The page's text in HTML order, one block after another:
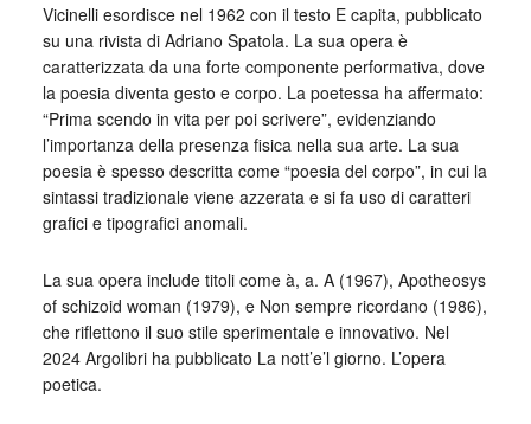
Vicinelli esordisce nel 1962 con il testo E capita, pubblicato
su una rivista di Adriano Spatola. La sua opera è
caratterizzata da una forte componente performativa, dove
la poesia diventa gesto e corpo. La poetessa ha affermato:
“Prima scendo in vita per poi scrivere”, evidenziando
l’importanza della presenza fisica nella sua arte. La sua
poesia è spesso descritta come “poesia del corpo”, in cui la
sintassi tradizionale viene azzerata e si fa uso di caratteri
grafici e tipografici anomali.
La sua opera include titoli come à, a. A (1967), Apotheosys
of schizoid woman (1979), e Non sempre ricordano (1986),
che riflettono il suo stile sperimentale e innovativo. Nel
2024 Argolibri ha pubblicato La nott’e’l giorno. L’opera
poetica.